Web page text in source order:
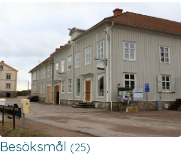
Besöksmål (25)